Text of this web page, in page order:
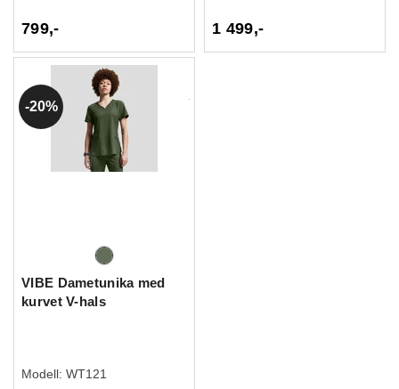
799,- 1 499,-
20%
VIBE Dametunika med
kurvet V-hals
Modell: WT121